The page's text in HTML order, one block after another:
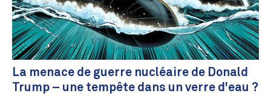
La menace de guerre nucléaire de Donald
Trump – une tempête dans un verre d'eau ?